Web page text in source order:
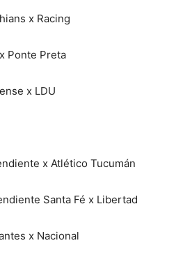
x Racing
Ponte Preta
x LDU
x Atlético Tucumán
Santa Fé x Libertad
x Nacional